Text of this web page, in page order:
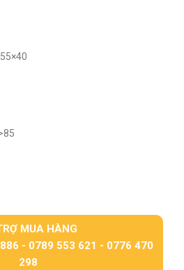
MUA HÀNG
- 0789 553 621 - 0776 470
298